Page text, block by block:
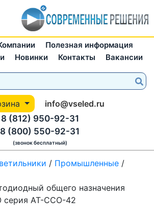
Полезная информация
Новинки Контакты Вакансии
info@vseled.ru
8 (812) 950-92-31
8 (800) 550-92-31
(звонок бесплатный)
/ Промышленные /
общего назначения
АТ-ССО-42